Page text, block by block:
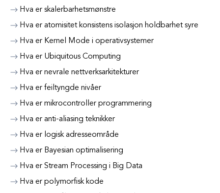
Hva er skalerbarhetsmønstre
Hva er atomisitet konsistens isolasjon holdbarhet syre
Hva er Kernel Mode i operativsystemer
Hva er Ubiquitous Computing
Hva er nevrale nettverksarkitekturer
Hva er feiltyngde nivåer
Hva er mikrocontroller programmering
Hva er anti-aliasing teknikker
Hva er logisk adresseområde
Hva er Bayesian optimalisering
Hva er Stream Processing i Big Data
Hva er polymorfisk kode